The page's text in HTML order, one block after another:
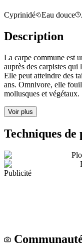
Cyprinidé Eau douce
Description
La carpe commune est
auprès des carpistes
Elle peut atteindre des
ans. Omnivore, elle
mollusques et végétaux.
Voir plus
Techniques de
Publicité